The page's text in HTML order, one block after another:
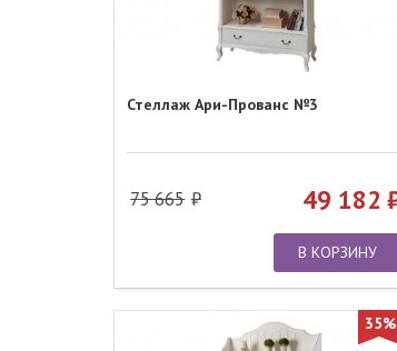
Стеллаж Ари-Прованс №3
75 665 49 182
В КОРЗИНУ
35%